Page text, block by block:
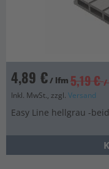
4,89 €/ lfm 5,19 € /
Inkl. MwSt., zzgl. Versand
Easy Line hellgrau -